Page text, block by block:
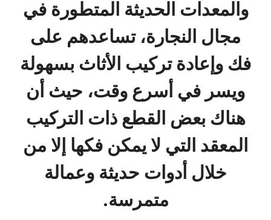
والمعدات الحديثة المتطورة في
مجال النجارة، تساعدهم على
فك وإعادة تركيب الأثاث بسهولة
ويسر في أسرع وقت، حيث أن
هناك بعض القطع ذات التركيب
المعقد التي لا يمكن فكها إلا من
خلال أدوات حديثة وعمالة
متمرسة.